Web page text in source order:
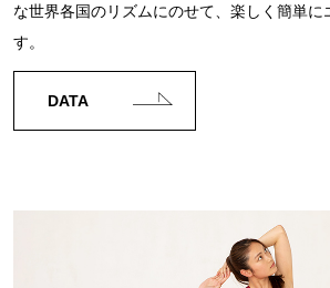
な世界各国のリズムにのせて、楽しく簡単に
す。
DATA